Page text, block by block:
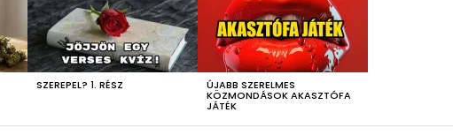
SZEREPEL? 1. RÉSZ ÚJABB SZERELMES
KÖZMONDÁSOK AKASZTÓFA
JÁTÉK